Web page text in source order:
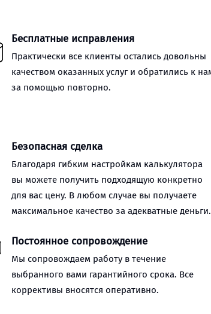
Бесплатные исправления
Практически все клиенты остались довольны
качеством оказанных услуг и обратились к
за помощью повторно.
Безопасная сделка
Благодаря гибким настройкам калькулятора
вы можете получить подходящую конкретно
для вас цену. В любом случае вы получаете
максимальное качество за адекватные деньги.
Постоянное сопровождение
Мы сопровождаем работу в течение
выбранного вами гарантийного срока. Все
коррективы вносятся оперативно.